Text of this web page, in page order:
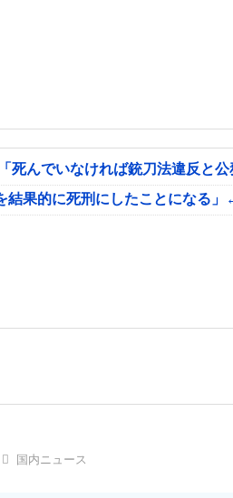
死んでいなければ銃刀法違反と
結果的に死刑にしたことになる
国内ニュース